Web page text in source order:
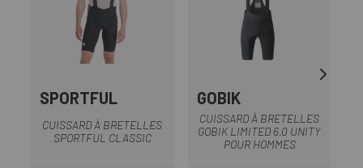
SPORTFUL
CUISSARD À BRETELLES
SPORTFUL CLASSIC
GOBIK
CUISSARD À BRETELLES
GOBIK LIMITED 6.0 UNITY
POUR HOMMES